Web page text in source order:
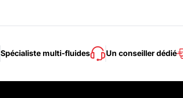
Spécialiste multi-fluides Un conseiller dédié